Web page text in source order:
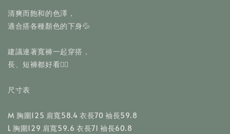
清爽而飽和的色澤，
適合搭各種顏色的下身💦
建議連著寬褲一起穿搭，
長、短褲都好看👌🏻
尺寸表
M 胸圍125 肩寬58.4 衣長70 袖長59.8
L 胸圍129 肩寬59.6 衣長71 袖長60.8